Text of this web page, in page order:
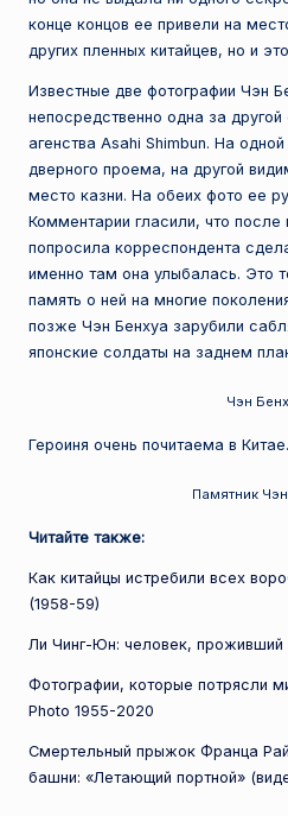
конце концов ее привели на
других пленных китайцев, но и
Известные две фотографии Чэн
непосредственно одна за
агенства Asahi Shimbun. На
дверного проема, на другой
место казни. На обеих фото ее
Комментарии гласили, что после
попросила корреспондента
именно там она улыбалась. Это
память о ней на многие
позже Чэн Бенхуа зарубили
японские солдаты на заднем
Чэн
Героиня очень почитаема в Китае.
Памятник
Читайте также:
Как китайцы истребили всех
(1958-59)
Ли Чинг-Юн: человек, проживший
Фотографии, которые потрясли
Photo 1955-2020
Смертельный прыжок Франца
башни: «Летающий портной»